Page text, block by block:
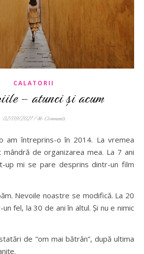
CALATORII
– atunci și acum
02/09/2021/No Comments
de organizarea mea. La 7 ani
up mi se pare desprins dintr-un film
Nevoile noastre se modifică. La 20
fel, la 30 de ani în altul. Și nu e nimic
de ”om mai bătrân”, după ultima